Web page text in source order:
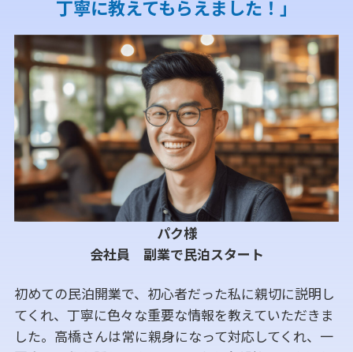
丁寧に教えてもらえました！」
パク様
会社員 副業で民泊スタート
初めての民泊開業で、初心者だった私に親切に説明し
てくれ、丁寧に色々な重要な情報を教えていただきま
した。高橋さんは常に親身になって対応してくれ、一